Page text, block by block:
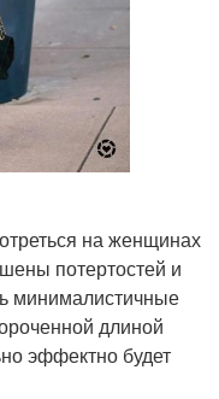
на женщинах
потертостей и
минималистичные
длиной
эффектно будет